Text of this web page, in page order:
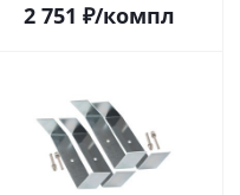
2 751 ₽/компл